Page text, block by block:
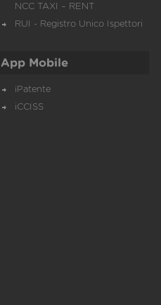
NCC TAXI – RENT
RUI - Registro Unico Ispettori
App Mobile
iPatente
iCCISS